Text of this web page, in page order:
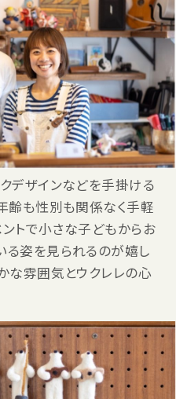
デザインなどを手掛ける
齢も性別も関係なく手軽
トで小さな子どもからお
る姿を見られるのが嬉し
な雰囲気とウクレレの心